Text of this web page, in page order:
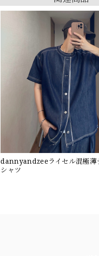
dannyandzeeライセル混極薄
シャツ